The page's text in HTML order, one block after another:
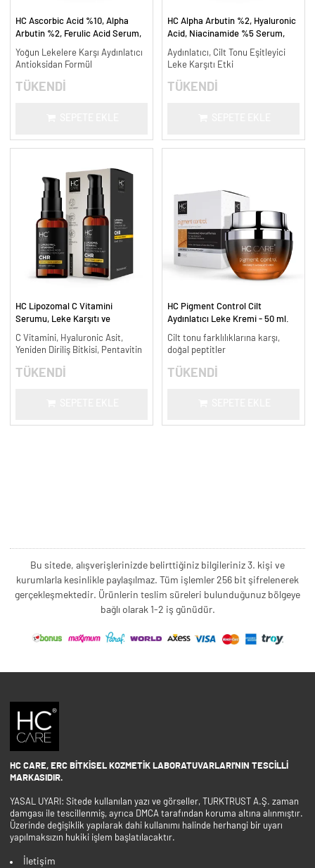
HC Ascorbic Acid %10, Alpha
Arbutin %2, Ferulic Acid Serum,
ml.
Yoğun Lekelere Karşı Aydınlatıcı
Antioksidan Formül
TÜKENDİ
HC Alpha Arbutin %2, Hyaluronic
Acid, Niacinamide %5 Serum,
ml.
Aydınlatıcı, Cilt Tonu Eşitleyici
Leke Karşıtı Etki
TÜKENDİ
HC Lipozomal C Vitamini
Serumu, Leke Karşıtı ve
C Vitamini, Hyaluronic Asit,
Yeniden Diriliş Bitkisi, Pentavitin
TÜKENDİ
HC Pigment Control Cilt
Aydınlatıcı Leke Kremi - 50 ml.
Cilt tonu farklılıklarına karşı,
doğal peptitler
TÜKENDİ
Bu sitede, alışverişlerinizde belirttiğiniz bilgileriniz 3. kişi ve
kurumlarla kesinlikle paylaşılmaz. Tüm işlemler 256 bit şifrelenerek
gerçekleşmektedir. Ürünlerin teslim süreleri bulunduğunuz bölgeye
bağlı olarak 1-2 iş günüdür.
HC CARE, ERC BITKISEL KOZMETIK LABORATUVARLARI'NIN TESCILLI
MARKASIDIR.
YASAL UYARI: Sitede kullanılan yazı ve görseller, TURKTRUST A.Ş. zaman
damgası ile tescillenmiş, ayrıca DMCA tarafından koruma altına alınmıştır.
Üzerinde değişiklik yapılarak dahi kullanımı halinde herhangi bir uyarı
yapılmaksızın hukiki işlem başlatılacaktır.
İletişim